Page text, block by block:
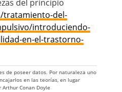
del principio
tratamiento-del-
introduciendo-
en-el-trastorno-
de poseer datos. Por naturaleza uno
en las teorías, en lugar
Conan Doyle